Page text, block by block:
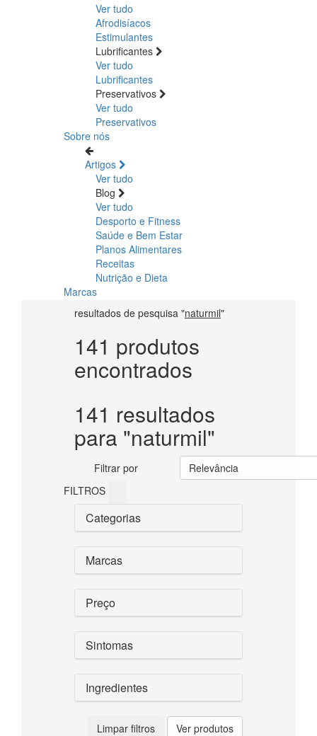
Ver tudo
Afrodisíacos
Estimulantes
Lubrificantes
Ver tudo
Lubrificantes
Preservativos
Ver tudo
Preservativos
Sobre nós
Artigos
Ver tudo
Blog
Ver tudo
Desporto e Fitness
Saúde e Bem Estar
Planos Alimentares
Receitas
Nutrição e Dieta
Marcas
resultados de pesquisa "naturmil"
141 produtos
encontrados
141 resultados
para "naturmil"
Filtrar por
Relevância
FILTROS
Categorias
Marcas
Preço
Sintomas
Ingredientes
Limpar filtros Ver produtos